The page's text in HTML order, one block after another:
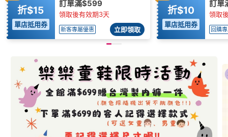
折$15
單店抵用券
訂單滿$599
領取後有效期3天
新客專屬優惠 立即領取
折$10
單店抵用券
訂單
領取
回購